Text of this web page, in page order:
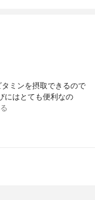
ミンを摂取できるので
にはとても便利なの